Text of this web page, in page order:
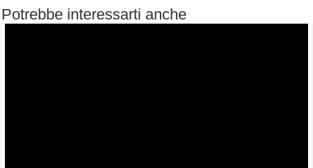
Potrebbe interessarti anche